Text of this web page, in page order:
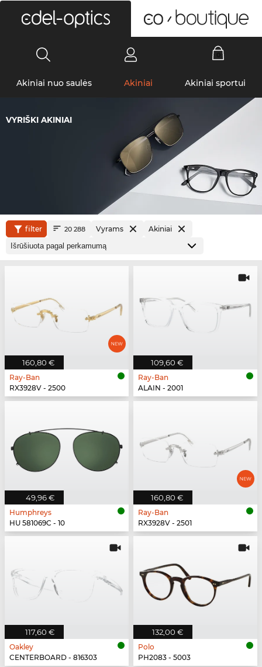
Akiniai nuo saulės Akiniai Akiniai sportui
VYRIŠKI AKINIAI
filter 20 288 Vyrams Akiniai
160,80 €
Ray-Ban
RX3928V - 2500
109,60 €
Ray-Ban
ALAIN - 2001
49,96 €
Humphreys
HU 581069C - 10
160,80 €
Ray-Ban
RX3928V - 2501
117,60 €
Oakley
CENTERBOARD - 816303
132,00 €
Polo
PH2083 - 5003